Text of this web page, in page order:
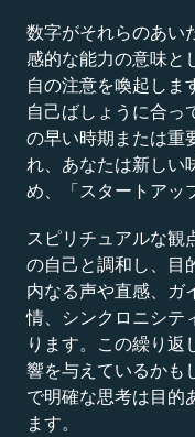
数字がそれらのあい
感的な能力の意味と
自の注意を喚起しま
自己ばしょうに合っ
の早い時期または重
れ、あなたは新しい
め、「スタートアッ
スピリチュアルな観
の自己と調和し、目
内なる声や直感、ガ
情、シンクロニシテ
ります。この繰り返
響を与えているかも
で明確な思考は目的
ます。